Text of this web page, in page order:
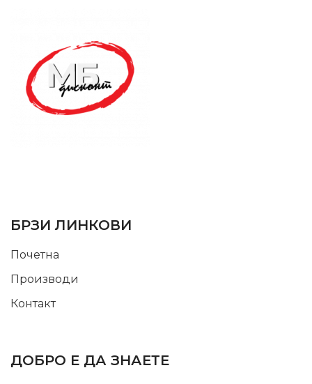
БРЗИ ЛИНКОВИ
Почетна
Производи
Контакт
ДОБРО Е ДА ЗНАЕТЕ